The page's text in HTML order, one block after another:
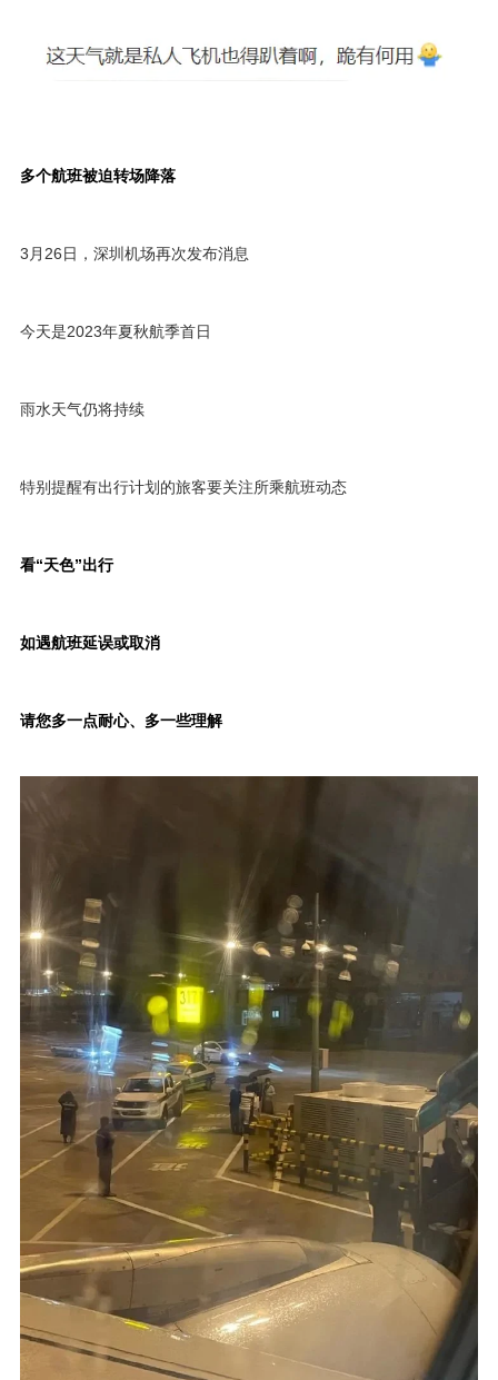
多个航班被迫转场降落
3月26日，深圳机场再次发布消息
今天是2023年夏秋航季首日
雨水天气仍将持续
特别提醒有出行计划的旅客要关注所乘航班动态
看“天色”出行
如遇航班延误或取消
请您多一点耐心、多一些理解